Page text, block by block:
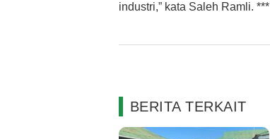
industri,” kata Saleh Ramli. ***
BERITA TERKAIT